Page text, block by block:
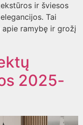
ir šviesos
Tai
ramybę ir grožį
2025-